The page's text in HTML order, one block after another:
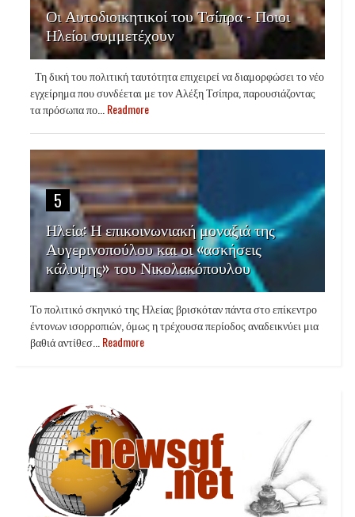
Οι Αυτοδιοικητικοί του Τσίπρα - Ποιοι
Ηλείοι συμμετέχουν
Τη δική του πολιτική ταυτότητα επιχειρεί να διαμορφώσει το νέο
εγχείρημα που συνδέεται με τον Αλέξη Τσίπρα, παρουσιάζοντας
τα πρόσωπα πο... Readmore
5
Ηλεία: Η επικοινωνιακή μοναξιά της
Αυγερινοπούλου και οι «ασκήσεις
κάλυψης» του Νικολακόπουλου
Το πολιτικό σκηνικό της Ηλείας βρισκόταν πάντα στο επίκεντρο
έντονων ισορροπιών, όμως η τρέχουσα περίοδος αναδεικνύει μια
βαθιά αντίθεσ... Readmore